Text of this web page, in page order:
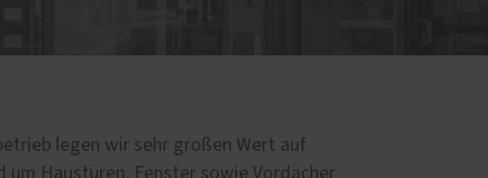
legen wir sehr großen Wert auf
Haustüren, Fenster sowie Vordächer